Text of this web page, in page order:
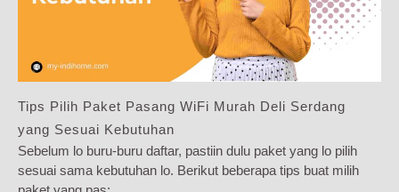
Tips Pilih Paket Pasang WiFi Murah Deli Serdang
yang Sesuai Kebutuhan
Sebelum lo buru-buru daftar, pastiin dulu paket yang lo pilih
sesuai sama kebutuhan lo. Berikut beberapa tips buat milih